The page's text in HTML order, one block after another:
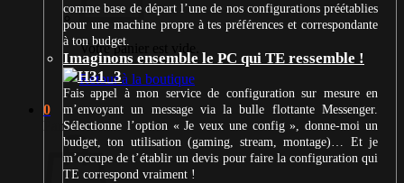
Votre panier est vide.
Retour à la boutique
0
Panier
comme base de départ l’une de nos configurations préétablies
pour une machine propre à tes préférences et correspondante
à ton budget.
Imaginons ensemble le PC qui TE ressemble !
Fais appel à mon service de configuration sur mesure en
m’envoyant un message via la bulle flottante Messenger.
Sélectionne l’option « Je veux une config », donne-moi un
budget, ton utilisation (gaming, stream, montage)… Et je
m’occupe de t’établir un devis pour faire la configuration qui
TE correspond vraiment !